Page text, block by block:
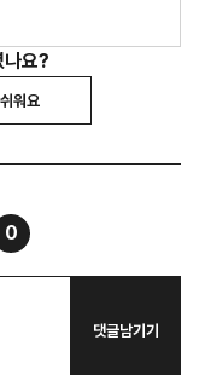
나요?
워요
0
댓글남기기